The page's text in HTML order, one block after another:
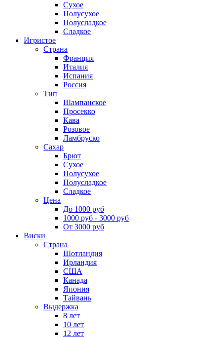
Сухое
Полусухое
Полусладкое
Сладкое
Игристое
Страна
Франция
Италия
Испания
Россия
Тип
Шампанское
Просекко
Кава
Розовое
Ламбруско
Сахар
Брют
Сухое
Полусухое
Полусладкое
Сладкое
Цена
До 1000 руб
1000 руб - 3000 руб
От 3000 руб
Виски
Страна
Шотландия
Ирландия
США
Канада
Япония
Тайвань
Выдержка
8 лет
10 лет
12 лет